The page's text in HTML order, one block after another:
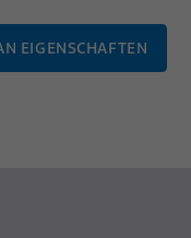
EIGENSCHAFTEN